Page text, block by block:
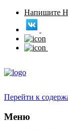
Напишите
Перейти к
Меню